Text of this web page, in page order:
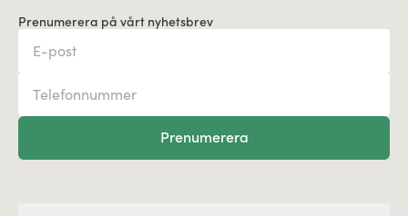
Prenumerera på vårt nyhetsbrev
Prenumerera